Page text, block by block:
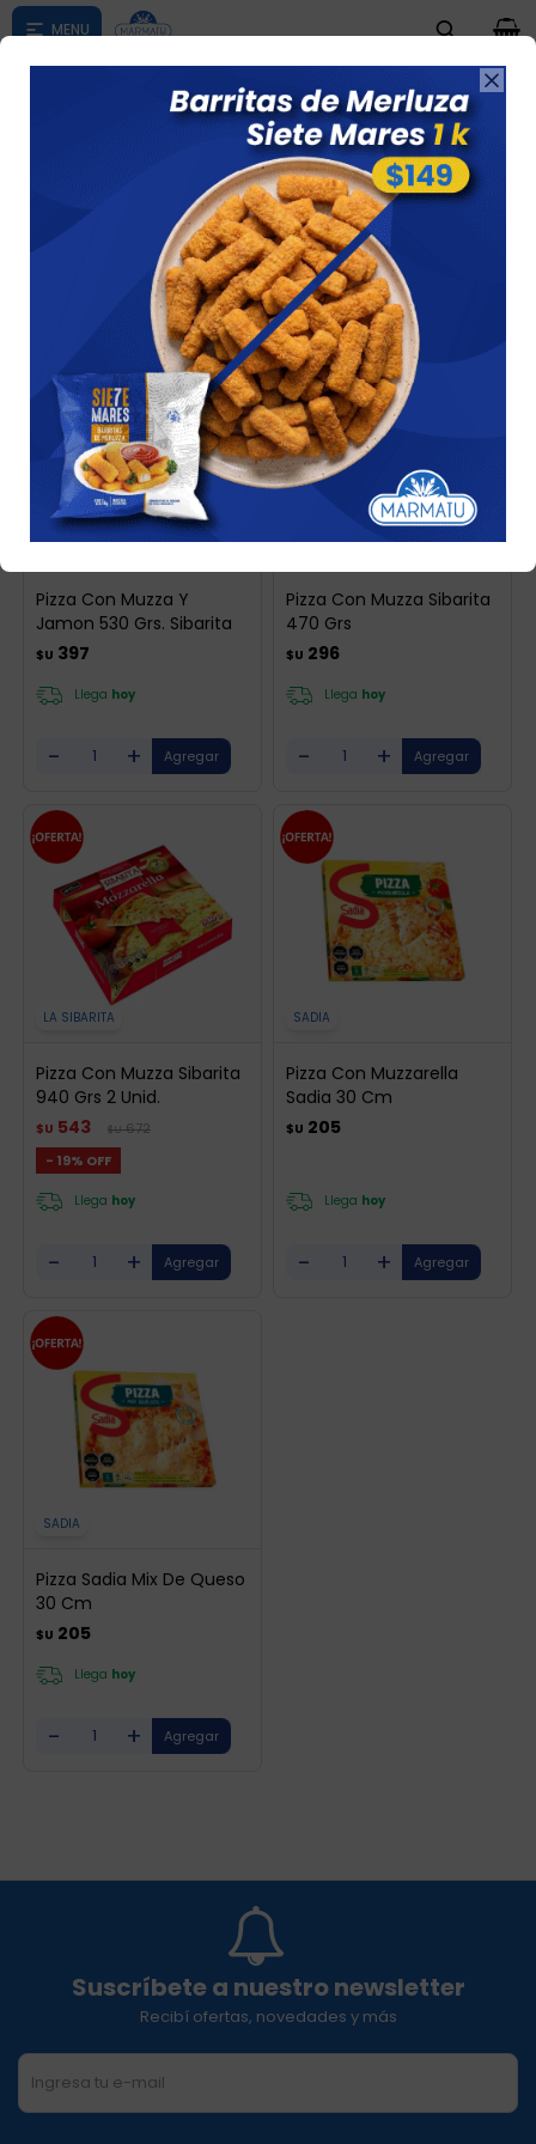

según su zona
0

PIZZAS Y CALZONE EN OFERTA
5 artículos
Recomendados
Pizzas y calzone
LA SIBARITA
Pizza Con Muzza Y
Jamon 530 Grs. Sibarita
$U 397
Llega hoy
- +
LA SIBARITA
Pizza Con Muzza Sibarita
470 Grs
$U 296
Llega hoy
- +
LA SIBARITA
Pizza Con Muzza Sibarita
940 Grs 2 Unid.
$U 543 $U 672
19
Llega hoy
- +
SADIA
Pizza Con Muzzarella
Sadia 30 Cm
$U 205
Llega hoy
- +
SADIA
Pizza Sadia Mix De Queso
30 Cm
$U 205
Llega hoy
- +
Suscríbete a nuestro newsletter
Recibí ofertas, novedades y más